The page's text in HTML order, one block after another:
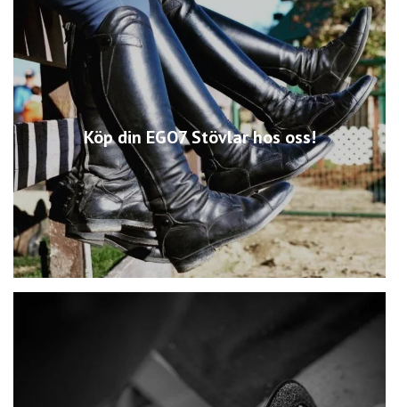
Köp din EGO7 Stövlar hos oss!